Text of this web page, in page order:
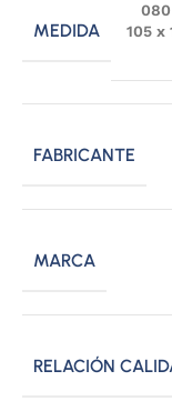
MEDIDA
080
105 x
FABRICANTE
MARCA
RELACIÓN